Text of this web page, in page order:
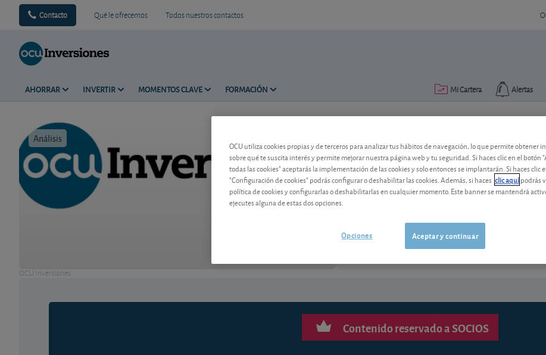
Contacto Qué le ofrecemos Todos nuestros contactos
AHORRAR INVERTIR MOMENTOS CLAVE FORMACIÓN Alertas
Mi Cartera
Análisis
OCU Inversiones
Merck
Merck 128,37 USD
0,04 USD (0,03 %)
Ver detalladamente
Contenido reservado a SOCIOS
OCU utiliza cookies propias y de terceros para analizar tus hábitos de navegación, lo que permite obtener
sobre qué te suscita interés y permite mejorar nuestra página web y tu seguridad. Si haces clic en el botón
todas las cookies" aceptarás la implementación de las cookies y solo entonces se implantarán. Si haces clic
"Configuración de cookies" podrás configurar o deshabilitar las cookies. Además, si haces clic aquípodrás
política de cookies y configurarlas o deshabilitarlas en cualquier momento. Este banner se mantendrá
ejecutes alguna de estas dos opciones.
Aceptar y continuar
Opciones